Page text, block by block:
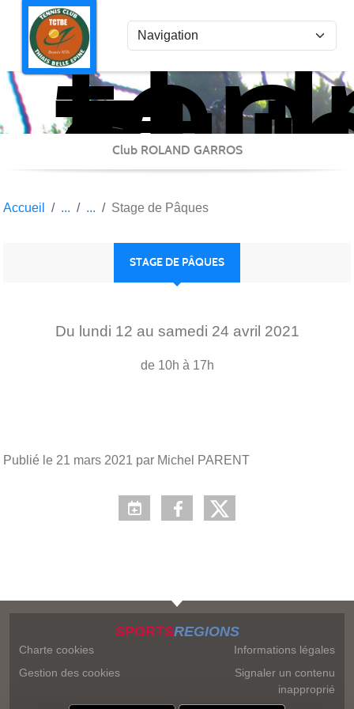
Club ROLAND GARROS
Accueil Stage de Pâques
STAGE DE PÂQUES
Du lundi 12 au samedi 24 avril 2021
de 10h à 17h
Publié le 21 mars 2021 par Michel PARENT
SPORTSREGIONS
Charte cookies
Gestion des cookies
Informations légales
Signaler un contenu
inapproprié
Panneau de gestion des cookies